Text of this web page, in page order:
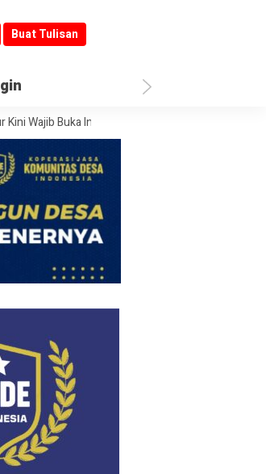
Buat Tulisan
Buka Informasi